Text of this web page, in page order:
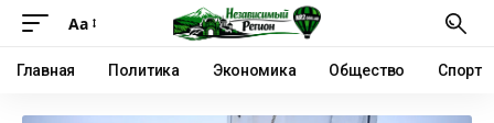
Аа
Главная Политика Экономика Общество Спорт